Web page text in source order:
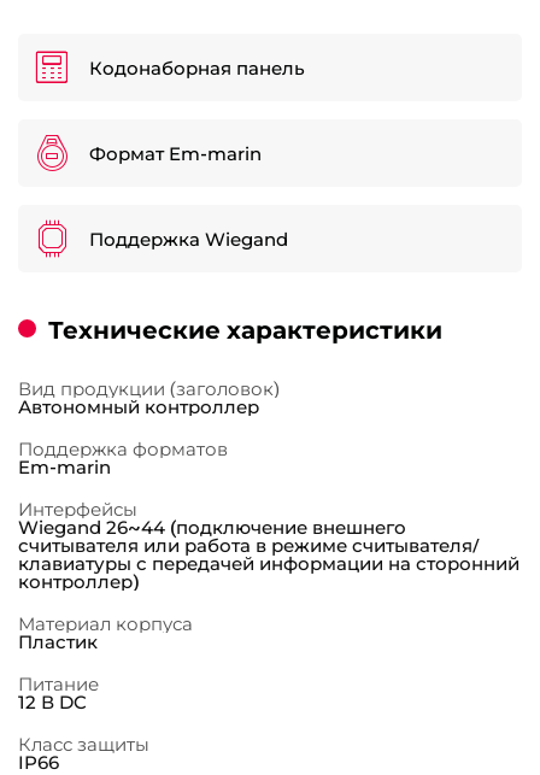
Кодонаборная панель
Формат Em-marin
Поддержка Wiegand
Технические характеристики
Вид продукции (заголовок)
Автономный контроллер
Поддержка форматов
Em-marin
Интерфейсы
Wiegand 26~44 (подключение внешнего
считывателя или работа в режиме считывателя/
клавиатуры с передачей информации на сторонний
контроллер)
Материал корпуса
Пластик
Питание
12 В DC
Класс защиты
IP66